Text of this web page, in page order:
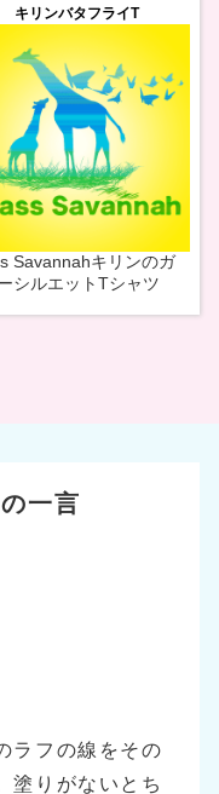
キリンバタフライT
Savannahキリンのガ
シルエットTシャツ
一言
ラフの線をその
塗りがないとち